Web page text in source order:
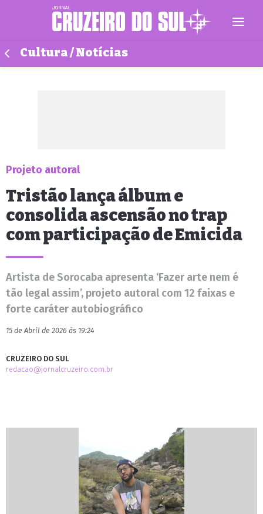
Cultura / Notícias
Projeto autoral
Tristão lança álbum e
consolida ascensão no trap
com participação de Emicida
Artista de Sorocaba apresenta ‘Fazer arte nem é
tão legal assim’, projeto autoral com 12 faixas e
forte caráter autobiográfico
15 de Abril de 2026 às 19:24
CRUZEIRO DO SUL
redacao@jornalcruzeiro.com.br